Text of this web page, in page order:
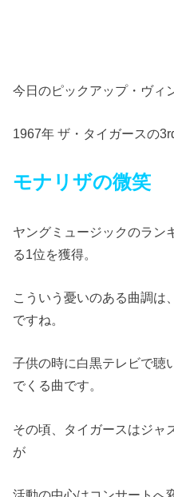
今日のピックアップ・ヴィ
1967年 ザ・タイガースの
モナリザの微笑
ヤングミュージックのラン
る1位を獲得。
こういう憂いのある曲調は
ですね。
子供の時に白黒テレビで聴
でくる曲です。
その頃、タイガースはジャ
が